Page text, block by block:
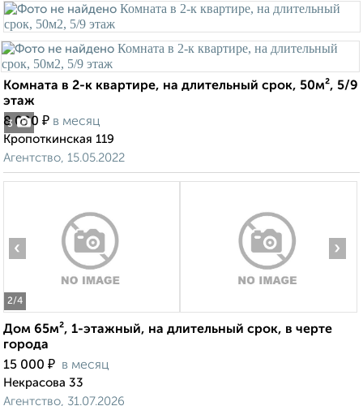
3
Комната в 2-к квартире, на длительный срок, 50м², 5/9
этаж
8 000 ₽ в месяц
Кропоткинская 119
Агентство, 15.05.2022
2/4
‹ ›
Дом 65м², 1-этажный, на длительный срок, в черте
города
15 000 ₽ в месяц
Некрасова 33
Агентство, 31.07.2026